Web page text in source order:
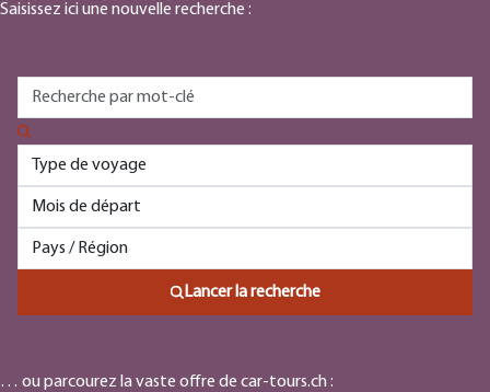
Saisissez ici une nouvelle recherche :
Lancer la recherche
… ou parcourez la vaste offre de car-tours.ch :